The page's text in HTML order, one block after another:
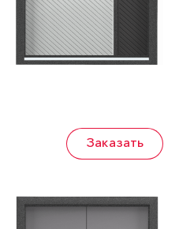
Заказать